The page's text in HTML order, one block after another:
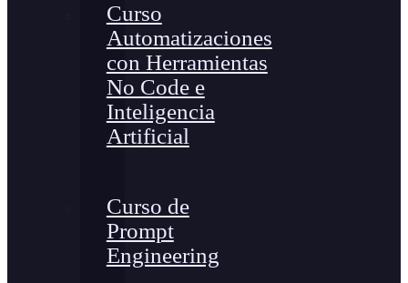
Curso
Automatizaciones
con Herramientas
No Code e
Inteligencia
Artificial
Curso de
Prompt
Engineering